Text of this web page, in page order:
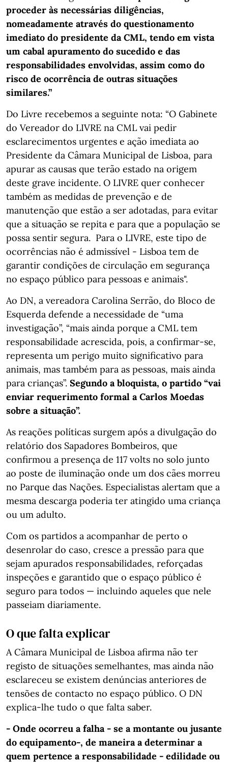
proceder às necessárias diligências,
nomeadamente através do questionamento
imediato do presidente da CML, tendo em vista
um cabal apuramento do sucedido e das
responsabilidades envolvidas, assim como do
risco de ocorrência de outras situações
similares.”
Do Livre recebemos a seguinte nota: “O Gabinete
do Vereador do LIVRE na CML vai pedir
esclarecimentos urgentes e ação imediata ao
Presidente da Câmara Municipal de Lisboa, para
apurar as causas que terão estado na origem
deste grave incidente. O LIVRE quer conhecer
também as medidas de prevenção e de
manutenção que estão a ser adotadas, para evitar
que a situação se repita e para que a população se
possa sentir segura. Para o LIVRE, este tipo de
ocorrências não é admissível - Lisboa tem de
garantir condições de circulação em segurança
no espaço público para pessoas e animais".
Ao DN, a vereadora Carolina Serrão, do Bloco de
Esquerda defende a necessidade de “uma
investigação”, “mais ainda porque a CML tem
responsabilidade acrescida, pois, a confirmar-se,
representa um perigo muito significativo para
animais, mas também para as pessoas, mais ainda
para crianças”. Segundo a bloquista, o partido “vai
enviar requerimento formal a Carlos Moedas
sobre a situação”.
As reações políticas surgem após a divulgação do
relatório dos Sapadores Bombeiros, que
confirmou a presença de 117 volts no solo junto
ao poste de iluminação onde um dos cães morreu
no Parque das Nações. Especialistas alertam que a
mesma descarga poderia ter atingido uma criança
ou um adulto.
Com os partidos a acompanhar de perto o
desenrolar do caso, cresce a pressão para que
sejam apurados responsabilidades, reforçadas
inspeções e garantido que o espaço público é
seguro para todos — incluindo aqueles que nele
passeiam diariamente.
O que falta explicar
A Câmara Municipal de Lisboa afirma não ter
registo de situações semelhantes, mas ainda não
esclareceu se existem denúncias anteriores de
tensões de contacto no espaço público. O DN
explica-lhe tudo o que falta saber.
- Onde ocorreu a falha - se a montante ou jusante
do equipamento-, de maneira a determinar a
quem pertence a responsabilidade - edilidade ou